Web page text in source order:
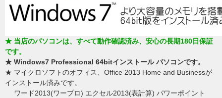
★ 当店のパソコンは、すべて動作確認済み、安心の長期180日保証
です。
★ Windows7 Professional 64bitインストール パソコンです。
★ マイクロソフトのオフィス、Office 2013 Home and Businessが
インストール済みです。
ワード2013(ワープロ) エクセル2013(表計算) パワーポイント